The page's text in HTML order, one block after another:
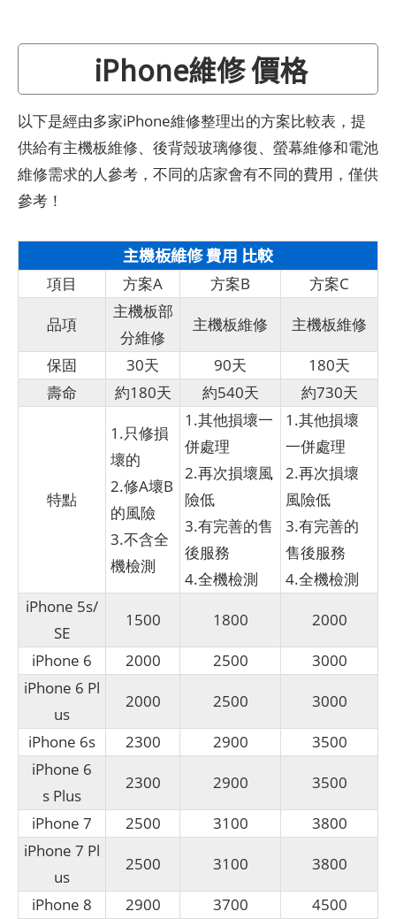
iPhone維修 價格
以下是經由多家iPhone維修整理出的方案比較表，提
供給有主機板維修、後背殼玻璃修復、螢幕維修和電池
維修需求的人參考，不同的店家會有不同的費用，僅供
參考！
主機板維修 費用 比較
項目 方案A 方案B
方案C
品項
主機板部
分維修
主機板維修
主機板維修
保固
30天 90天
180天
壽命
約180天 約540天 約730天
特點
1.只修損
壞的
2.修A壞B
的風險
3.不含全
機檢測
1.其他損壞一
併處理
2.再次損壞風
險低
3.有完善的售
後服務
4.全機檢測
1.其他損壞
一併處理
2.再次損壞
風險低
3.有完善的
售後服務
4.全機檢測
iPhone 5s/
SE
1500 1800
2000
iPhone 6
2000 2500
3000
iPhone 6 Pl
us
2000 2500
3000
iPhone 6s
2300 2900
3500
iPhone 6
s Plus
2300 2900
3500
iPhone 7
2500 3100
3800
iPhone 7 Pl
us
2500 3100
3800
iPhone 8
2900 3700
4500